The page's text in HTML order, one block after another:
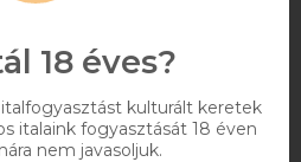
18 éves?
kulturált keretek
italaink fogyasztását 18 éven
nem javasoljuk.